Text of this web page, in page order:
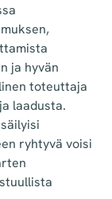
ja hyvän
toteuttaja
laadusta.
ryhtyvä voisi